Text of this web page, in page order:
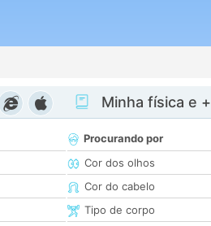
Minha física e +
Procurando por
Cor dos olhos
Cor do cabelo
Tipo de corpo